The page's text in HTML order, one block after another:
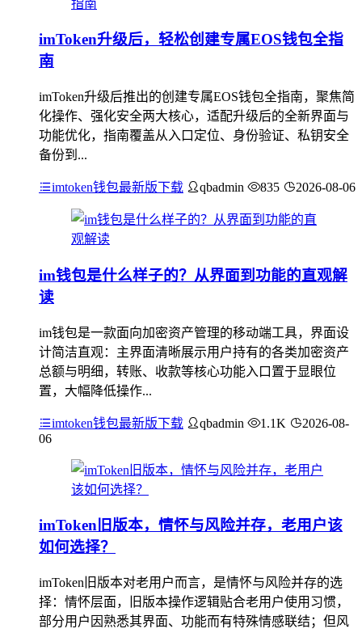
imToken升级后，轻松创建专属EOS钱包全指
南
imToken升级后推出的创建专属EOS钱包全指南，聚焦简
化操作、强化安全两大核心，适配升级后的全新界面与
功能优化，指南覆盖从入口定位、身份验证、私钥安全
备份到...
imtoken钱包最新版下载 qbadmin 835 2026-08-06
im钱包是什么样子的？从界面到功能的直观解
读
im钱包是一款面向加密资产管理的移动端工具，界面设
计简洁直观：主界面清晰展示用户持有的各类加密资产
总额与明细，转账、收款等核心功能入口置于显眼位
置，大幅降低操作...
imtoken钱包最新版下载 qbadmin 1.1K
2026-08-
06
imToken旧版本，情怀与风险并存，老用户该
如何选择？
imToken旧版本对老用户而言，是情怀与风险并存的选
择：情怀层面，旧版本操作逻辑贴合老用户使用习惯，
部分用户因熟悉其界面、功能而有特殊情感联结；但风